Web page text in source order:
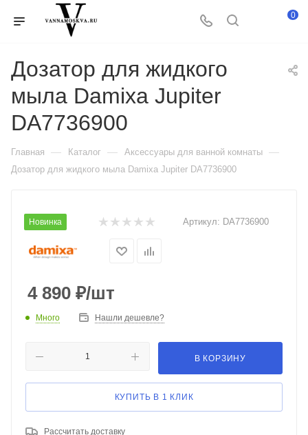
0
Дозатор для жидкого
мыла Damixa Jupiter
DA7736900
Главная — Каталог — Аксессуары для ванной комнаты —
Дозатор для жидкого мыла Damixa Jupiter DA7736900
Новинка Артикул: DA7736900
4 890 ₽/шт
Много Нашли дешевле?
В КОРЗИНУ
КУПИТЬ В 1 КЛИК
Рассчитать доставку